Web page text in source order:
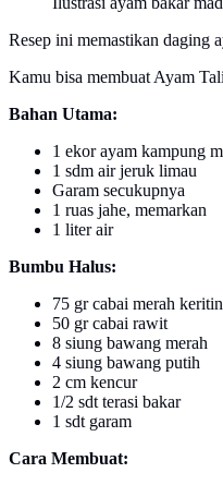
Resep ini memastikan daging
Kamu bisa membuat Ayam
Bahan Utama:
1 ekor ayam kampung
1 sdm air jeruk limau
Garam secukupnya
1 ruas jahe, memarkan
1 liter air
Bumbu Halus:
75 gr cabai merah
50 gr cabai rawit
8 siung bawang merah
4 siung bawang putih
2 cm kencur
1/2 sdt terasi bakar
1 sdt garam
Cara Membuat: